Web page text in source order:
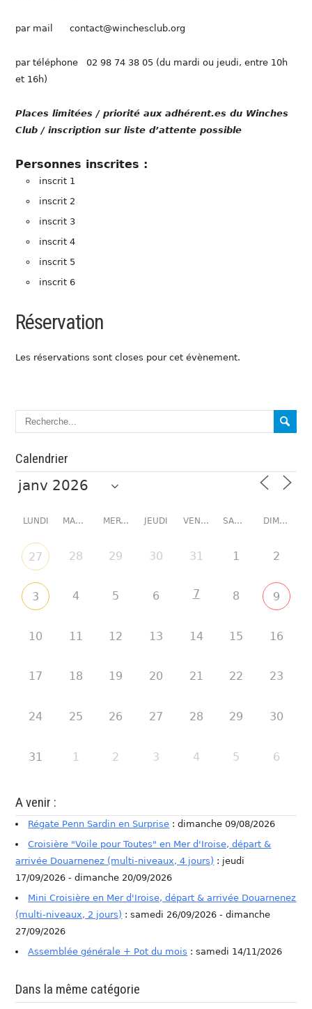
par mail contact@winchesclub.org
par téléphone 02 98 74 38 05 (du mardi ou jeudi, entre 10h
et 16h)
Places limitées / priorité aux adhérent.es du Winches
Club / inscription sur liste d’attente possible
Personnes inscrites :
inscrit 1
inscrit 2
inscrit 3
inscrit 4
inscrit 5
inscrit 6
Réservation
Les réservations sont closes pour cet évènement.
Calendrier
LUNDI MARDI MERCREDI JEUDI VENDREDI SAMEDI DIMANCHE
27 28 29 30 31 1 2
3 4 5 6 7 8 9
10 11 12 13 14 15 16
17 18 19 20 21 22 23
24 25 26 27 28 29 30
31 1 2 3 4 5 6
A venir :
Régate Penn Sardin en Surprise : dimanche 09/08/2026
Croisière "Voile pour Toutes" en Mer d'Iroise, départ &
arrivée Douarnenez (multi-niveaux, 4 jours) : jeudi
17/09/2026 - dimanche 20/09/2026
Mini Croisière en Mer d'Iroise, départ & arrivée Douarnenez
(multi-niveaux, 2 jours) : samedi 26/09/2026 - dimanche
27/09/2026
Assemblée générale + Pot du mois : samedi 14/11/2026
Dans la même catégorie